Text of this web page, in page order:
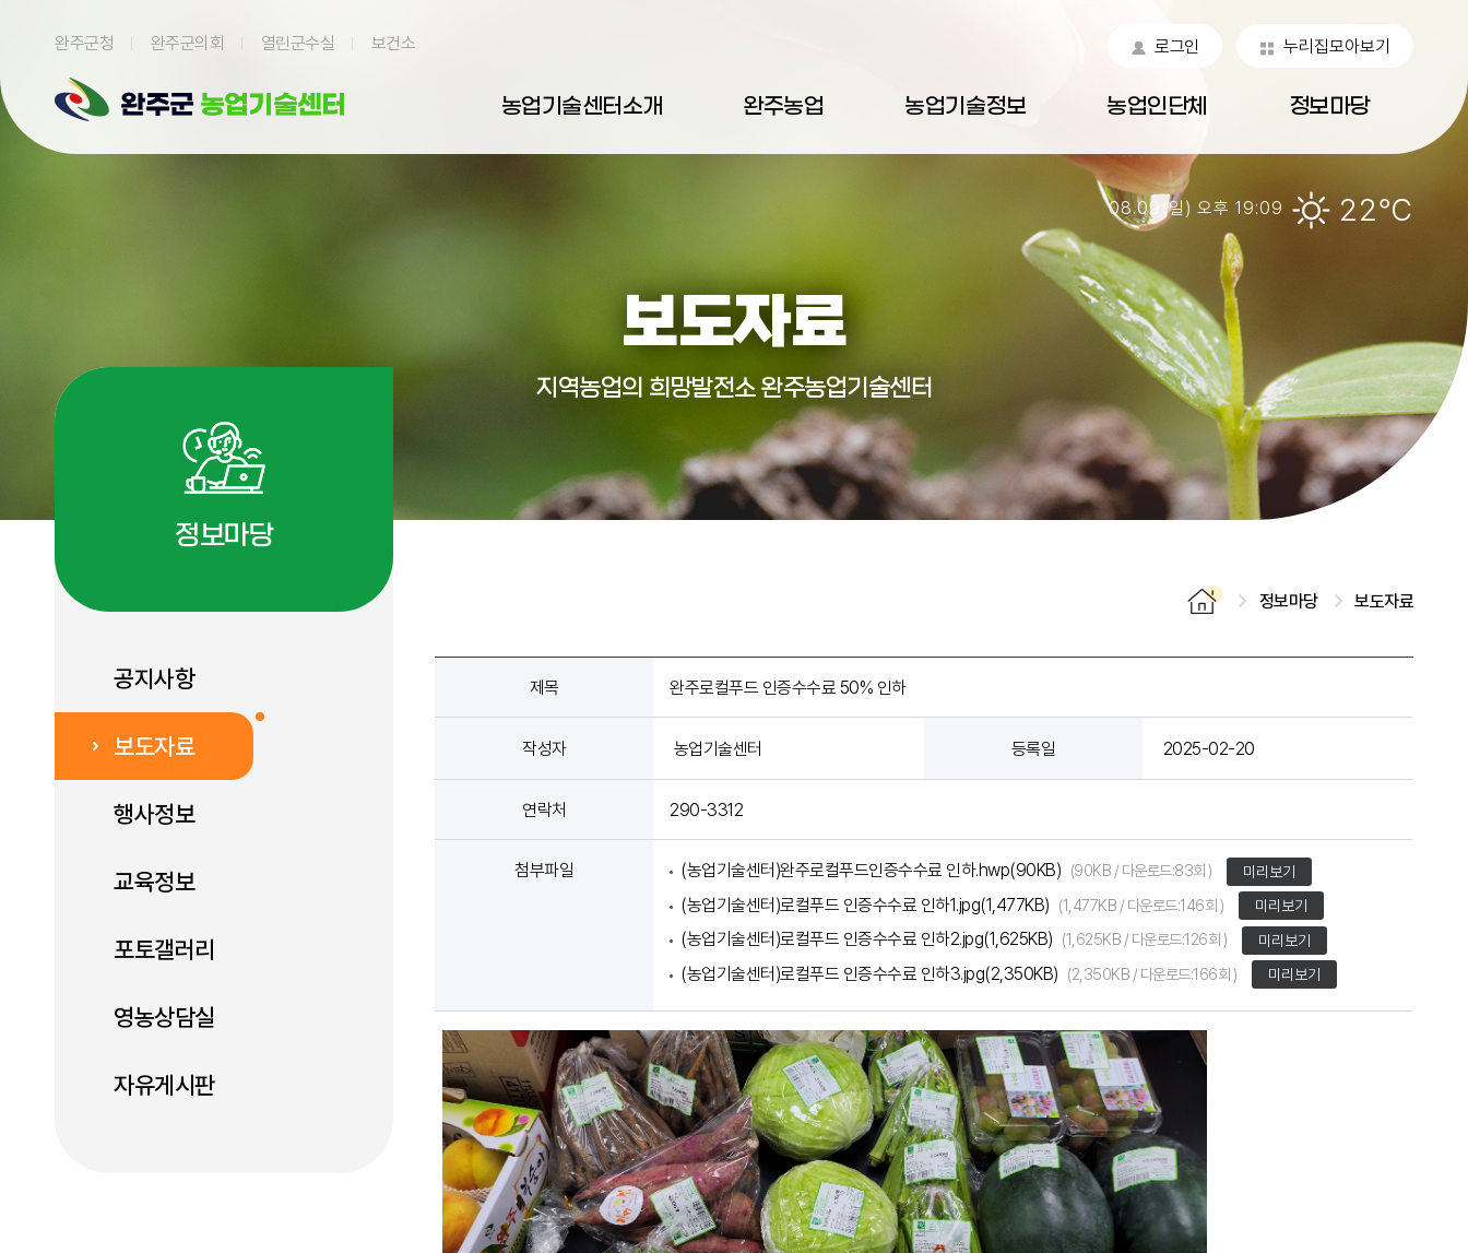
완주군청
완주군의회 열린군수실 보건소 로그인 누리집모아보기
농업기술센터소개 완주농업 농업기술정보 농업인단체 정보마당
08.09(일) 오후 19:09 22℃
보도자료
지역농업의 희망발전소 완주농업기술센터
정보마당
공지사항
보도자료
행사정보
교육정보
포토갤러리
영농상담실
자유게시판
정보마당 보도자료
제목 완주로컬푸드 인증수수료 50% 인하
작성자 농업기술센터 등록일 2025-02-20
연락처 290-3312
첨부파일 (농업기술센터)완주로컬푸드인증수수료 인하.hwp(90KB) (90KB / 다운로드:83회 ) 미리보기
(농업기술센터)로컬푸드 인증수수료 인하1.jpg(1,477KB) (1,477KB / 다운로드:146회 ) 미리보기
(농업기술센터)로컬푸드 인증수수료 인하2.jpg(1,625KB) (1,625KB / 다운로드:126회 ) 미리보기
(농업기술센터)로컬푸드 인증수수료 인하3.jpg(2,350KB) (2,350KB / 다운로드:166회 ) 미리보기